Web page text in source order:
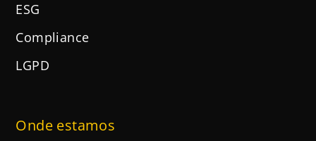
ESG
Compliance
LGPD
Onde estamos